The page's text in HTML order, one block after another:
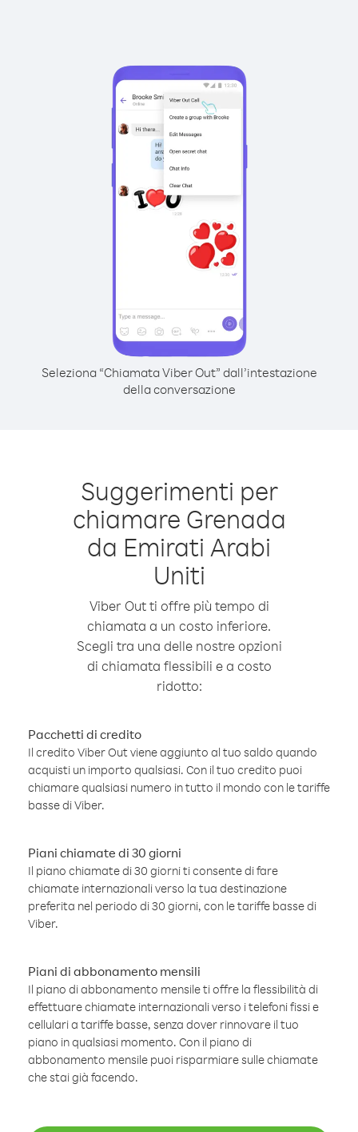
Seleziona “Chiamata Viber Out” dall’intestazione
della conversazione
Suggerimenti per
chiamare Grenada
da Emirati Arabi
Uniti
Viber Out ti offre più tempo di
chiamata a un costo inferiore.
Scegli tra una delle nostre opzioni
di chiamata flessibili e a costo
ridotto:
Pacchetti di credito
Il credito Viber Out viene aggiunto al tuo saldo quando
acquisti un importo qualsiasi. Con il tuo credito puoi
chiamare qualsiasi numero in tutto il mondo con le tariffe
basse di Viber.
Piani chiamate di 30 giorni
Il piano chiamate di 30 giorni ti consente di fare
chiamate internazionali verso la tua destinazione
preferita nel periodo di 30 giorni, con le tariffe basse di
Viber.
Piani di abbonamento mensili
Il piano di abbonamento mensile ti offre la flessibilità di
effettuare chiamate internazionali verso i telefoni fissi e
cellulari a tariffe basse, senza dover rinnovare il tuo
piano in qualsiasi momento. Con il piano di
abbonamento mensile puoi risparmiare sulle chiamate
che stai già facendo.